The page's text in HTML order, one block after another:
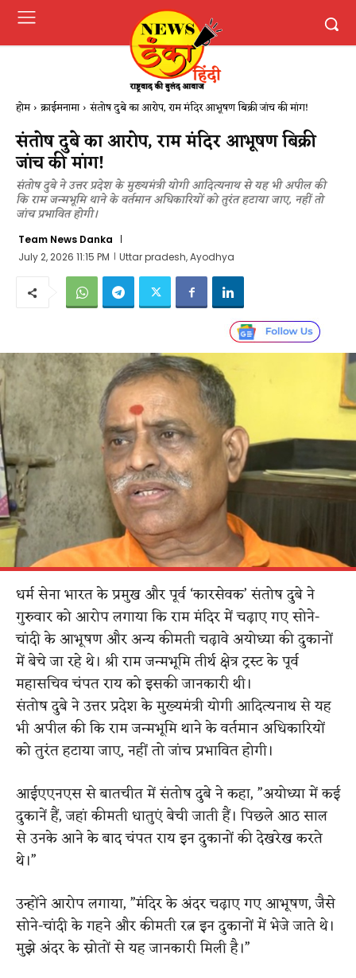
होम क्राईमनामा संतोष दुबे का आरोप, राम मंदिर आभूषण बिक्री जांच की मांग!
संतोष दुबे का आरोप, राम मंदिर आभूषण बिक्री
जांच की मांग!
संतोष दुबे ने उत्तर प्रदेश के मुख्यमंत्री योगी आदित्यनाथ से यह भी अपील की
कि राम जन्मभूमि थाने के वर्तमान अधिकारियों को तुरंत हटाया जाए, नहीं तो
जांच प्रभावित होगी।
Team News Danka
July 2, 2026 11:15 PM
Uttar pradesh, Ayodhya
धर्म सेना भारत के प्रमुख और पूर्व ‘कारसेवक’ संतोष दुबे ने
गुरुवार को आरोप लगाया कि राम मंदिर में चढ़ाए गए सोने-
चांदी के आभूषण और अन्य कीमती चढ़ावे अयोध्या की दुकानों
में बेचे जा रहे थे। श्री राम जन्मभूमि तीर्थ क्षेत्र ट्रस्ट के पूर्व
महासचिव चंपत राय को इसकी जानकारी थी।
संतोष दुबे ने उत्तर प्रदेश के मुख्यमंत्री योगी आदित्यनाथ से यह
भी अपील की कि राम जन्मभूमि थाने के वर्तमान अधिकारियों
को तुरंत हटाया जाए, नहीं तो जांच प्रभावित होगी।
आईएएनएस से बातचीत में संतोष दुबे ने कहा, ”अयोध्या में कई
दुकानें हैं, जहां कीमती धातुएं बेची जाती हैं। पिछले आठ साल
से उनके आने के बाद चंपत राय इन दुकानों की देखरेख करते
थे।”
उन्होंने आरोप लगाया, ”मंदिर के अंदर चढ़ाए गए आभूषण, जैसे
सोने-चांदी के गहने और कीमती रत्न इन दुकानों में भेजे जाते थे।
मुझे अंदर के स्रोतों से यह जानकारी मिली है।”